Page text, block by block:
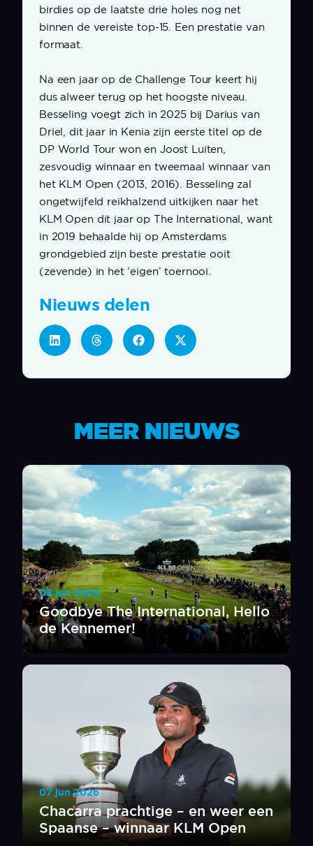
birdies op de laatste drie holes nog net
binnen de vereiste top-15. Een prestatie van
formaat.
Na een jaar op de Challenge Tour keert hij
dus alweer terug op het hoogste niveau.
Besseling voegt zich in 2025 bij Darius van
Driel, dit jaar in Kenia zijn eerste titel op de
DP World Tour won en Joost Luiten,
zesvoudig winnaar en tweemaal winnaar van
het KLM Open (2013, 2016). Besseling zal
ongetwijfeld reikhalzend uitkijken naar het
KLM Open dit jaar op The International, want
in 2019 behaalde hij op Amsterdams
grondgebied zijn beste prestatie ooit
(zevende) in het ‘eigen’ toernooi.
Nieuws delen
MEER NIEUWS
Goodbye The International, Hello
de Kennemer!
08 jun 2026
Chacarra prachtige – en weer een
Spaanse – winnaar KLM Open
07 jun 2026